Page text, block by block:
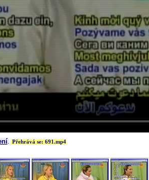
. Přehrává se: 691.mp4